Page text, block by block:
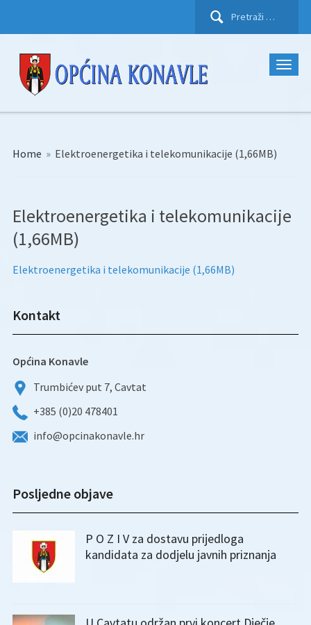
Pretraži:
Home » Elektroenergetika i telekomunikacije (1,66MB)
Elektroenergetika i telekomunikacije
(1,66MB)
Elektroenergetika i telekomunikacije (1,66MB)
Kontakt
Općina Konavle
Trumbićev put 7, Cavtat
+385 (0)20 478401
info@opcinakonavle.hr
Posljedne objave
P O Z I V za dostavu prijedloga
kandidata za dodjelu javnih priznanja